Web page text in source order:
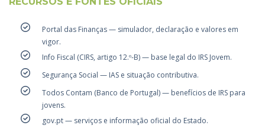
Portal das Finanças— simulador, declaração e valores em
vigor.
Info Fiscal (CIRS, artigo 12.º-B)— base legal do IRS Jovem.
Segurança Social — IAS e situação contributiva.
Todos Contam (Banco de Portugal)— benefícios de IRS para
jovens.
gov.pt— serviços e informação oficial do Estado.